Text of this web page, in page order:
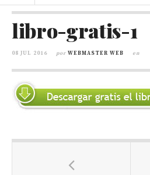
libro-gratis-1
08 JUL 2016 por WEBMASTER WEB en